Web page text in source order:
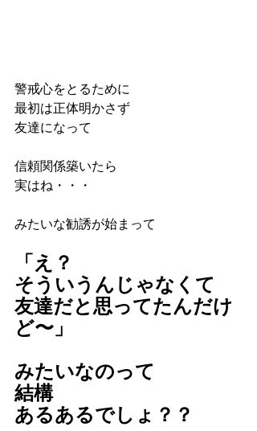
警戒心をとるために
最初は正体明かさず
友達になって
信頼関係築いたら
実はね・・・
みたいな勧誘が始まって
「え？
そういうんじゃなくて
友達だと思ってたんだけ
ど〜」
みたいなのって
結構
あるあるでしょ？？